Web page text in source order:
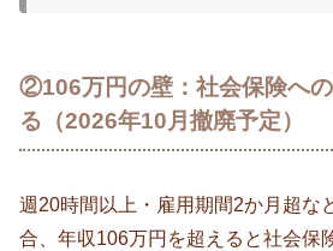
②106万円の壁：社会保険へ
る（2026年10月撤廃予定）
週20時間以上・雇用期間2か月超な
合、年収106万円を超えると社会保